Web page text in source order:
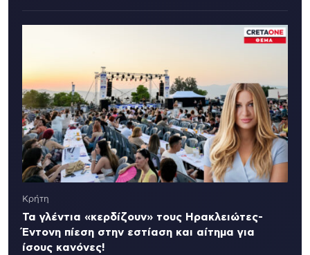
Κρήτη
Τα γλέντια «κερδίζουν» τους Ηρακλειώτες-
Έντονη πίεση στην εστίαση και αίτημα για
ίσους κανόνες!